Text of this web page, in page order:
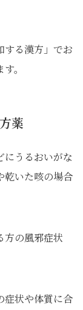
する漢方」でお
。
薬
にうるおいがな
乾いた咳の場合
方の風邪症状
症状や体質に合